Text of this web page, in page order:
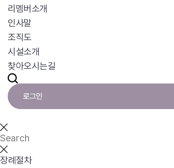
리멤버소개
인사말
조직도
시설소개
찾아오시는길
로그인
장례절차